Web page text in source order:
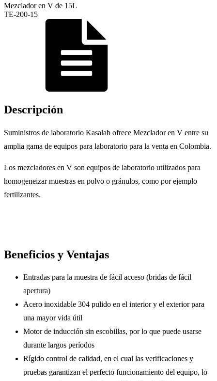
Mezclador en V de 15L
TE-200-15
Descripción
Suministros de laboratorio Kasalab ofrece Mezclador en V entre su
amplia gama de equipos para laboratorio para la venta en Colombia.
Los mezcladores en V son equipos de laboratorio utilizados para
homogeneizar muestras en polvo o gránulos, como por ejemplo
fertilizantes.
Beneficios y Ventajas
Entradas para la muestra de fácil acceso (bridas de fácil
apertura)
Acero inoxidable 304 pulido en el interior y el exterior para
una mayor vida útil
Motor de inducción sin escobillas, por lo que puede usarse
durante largos períodos
Rígido control de calidad, en el cual las verificaciones y
pruebas garantizan el perfecto funcionamiento del equipo, lo